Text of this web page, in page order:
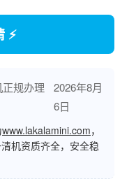
⚡
规办理
2026年8月
6日
www.lakalamini.com，
机资质齐全，安全稳